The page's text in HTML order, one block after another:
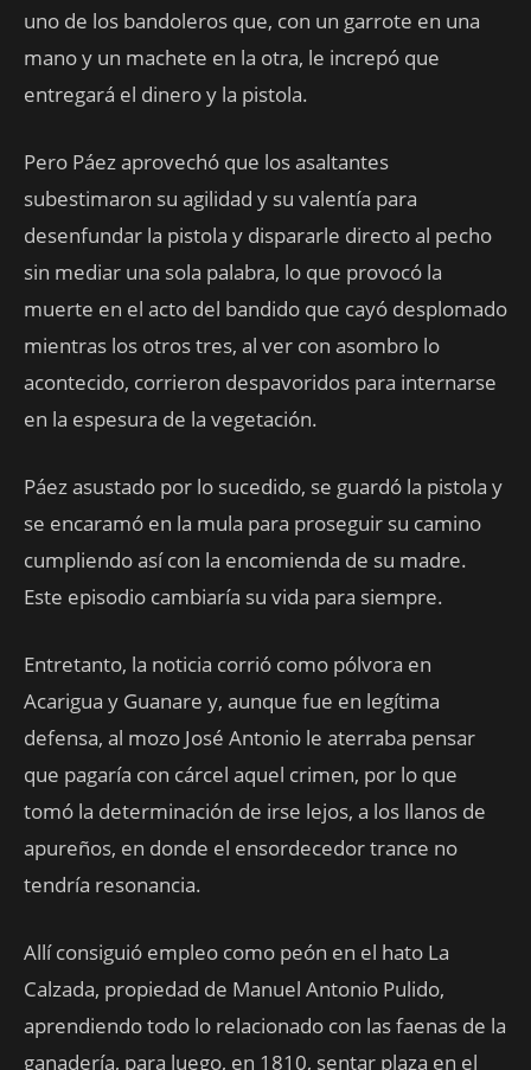
uno de los bandoleros que, con un garrote en una
mano y un machete en la otra, le increpó que
entregará el dinero y la pistola.
Pero Páez aprovechó que los asaltantes
subestimaron su agilidad y su valentía para
desenfundar la pistola y dispararle directo al pecho
sin mediar una sola palabra, lo que provocó la
muerte en el acto del bandido que cayó desplomado
mientras los otros tres, al ver con asombro lo
acontecido, corrieron despavoridos para internarse
en la espesura de la vegetación.
Páez asustado por lo sucedido, se guardó la pistola y
se encaramó en la mula para proseguir su camino
cumpliendo así con la encomienda de su madre.
Este episodio cambiaría su vida para siempre.
Entretanto, la noticia corrió como pólvora en
Acarigua y Guanare y, aunque fue en legítima
defensa, al mozo José Antonio le aterraba pensar
que pagaría con cárcel aquel crimen, por lo que
tomó la determinación de irse lejos, a los llanos de
apureños, en donde el ensordecedor trance no
tendría resonancia.
Allí consiguió empleo como peón en el hato La
Calzada, propiedad de Manuel Antonio Pulido,
aprendiendo todo lo relacionado con las faenas de la
ganadería, para luego, en 1810, sentar plaza en el